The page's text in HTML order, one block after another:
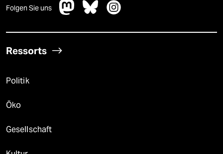
Folgen Sie uns
Ressorts
Politik
Öko
Gesellschaft